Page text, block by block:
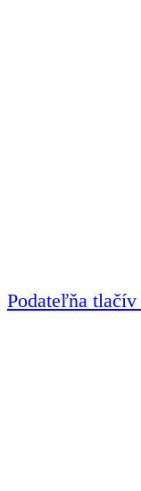
Podateľňa tlačív